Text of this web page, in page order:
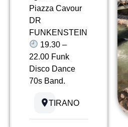
Piazza Cavour
DR
FUNKENSTEIN
19.30 –
22.00 Funk
Disco Dance
70s Band.
TIRANO